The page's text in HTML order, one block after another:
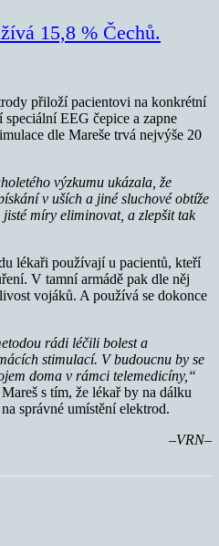
15,8 % Čechů.
přiloží pacientovi na konkrétní
EEG čepice a zapne
dle Mareše trvá nejvýše 20
výzkumu ukázala, že
v uších a jiné sluchové obtíže
míry eliminovat, a zlepšit tak
lékaři používají u pacientů, kteří
V tamní armádě pak dle něj
vojáků. A používá se dokonce
rádi léčili bolest a
stimulací. V budoucnu by se
doma v rámci telemedicíny,“
s tím, že lékař by na dálku
správné umístění elektrod.
–VRN–